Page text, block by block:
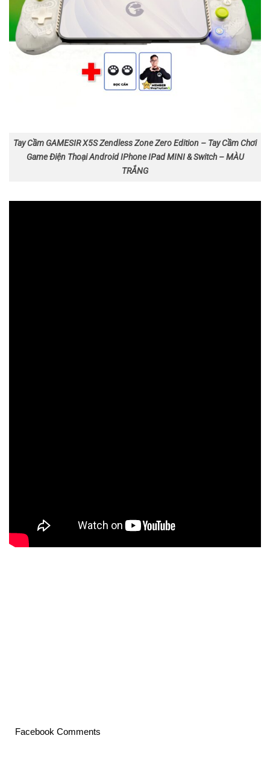
Tay Cầm GAMESIR X5S Zendless Zone Zero Edition – Tay Cầm Chơi
Game Điện Thoại Android IPhone IPad MINI & Switch – MÀU
TRẮNG
Facebook Comments